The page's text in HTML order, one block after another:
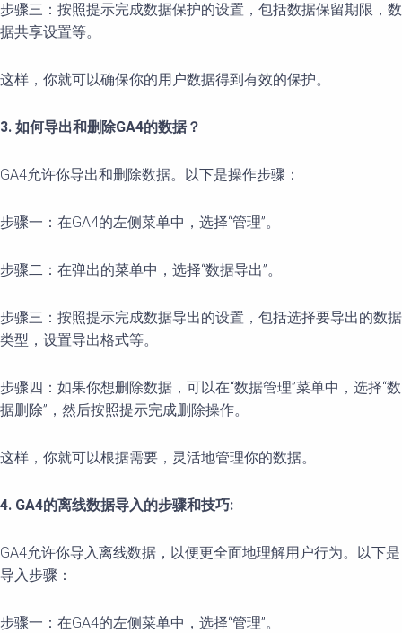
步骤三：按照提示完成数据保护的设置，包括数据保留期限，数
据共享设置等。
这样，你就可以确保你的用户数据得到有效的保护。
3. 如何导出和删除GA4的数据？
GA4允许你导出和删除数据。以下是操作步骤：
步骤一：在GA4的左侧菜单中，选择“管理”。
步骤二：在弹出的菜单中，选择“数据导出”。
步骤三：按照提示完成数据导出的设置，包括选择要导出的数据
类型，设置导出格式等。
步骤四：如果你想删除数据，可以在“数据管理”菜单中，选择“数
据删除”，然后按照提示完成删除操作。
这样，你就可以根据需要，灵活地管理你的数据。
4. GA4的离线数据导入的步骤和技巧:
GA4允许你导入离线数据，以便更全面地理解用户行为。以下是
导入步骤：
步骤一：在GA4的左侧菜单中，选择“管理”。